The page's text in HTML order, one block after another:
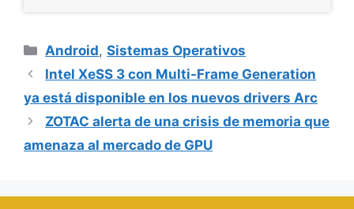
Categorías
Android,Sistemas Operativos
Intel XeSS 3 con Multi-Frame Generation
ya está disponible en los nuevos drivers Arc
ZOTAC alerta de una crisis de memoria que
amenaza al mercado de GPU